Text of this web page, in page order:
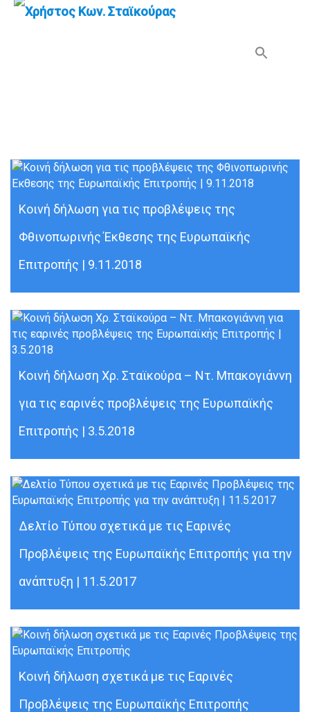
Κοινή δήλωση για τις προβλέψεις της
Φθινοπωρινής Έκθεσης της Ευρωπαϊκής
Επιτροπής | 9.11.2018
Κοινή δήλωση Χρ. Σταϊκούρα – Ντ. Μπακογιάννη
για τις εαρινές προβλέψεις της Ευρωπαϊκής
Επιτροπής | 3.5.2018
Δελτίο Τύπου σχετικά με τις Εαρινές
Προβλέψεις της Ευρωπαϊκής Επιτροπής για την
ανάπτυξη | 11.5.2017
Κοινή δήλωση σχετικά με τις Εαρινές
Προβλέψεις της Ευρωπαϊκής Επιτροπής